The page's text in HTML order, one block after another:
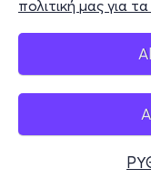
πολιτική μας για